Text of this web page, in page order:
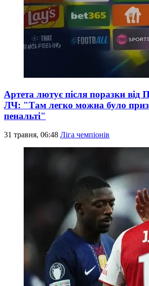
Артета лютує після поразки від
ЛЧ: "Там легко можна було
пенальті"
31 травня, 06:48 Ліга чемпіонів